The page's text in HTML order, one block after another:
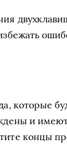
которые
и
концы